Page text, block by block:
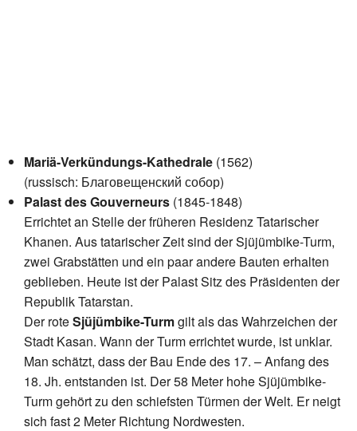
Mariä-Verkündungs-Kathedrale (1562)
(russisch: Благовещенский собор)
Palast des Gouverneurs (1845-1848)
Errichtet an Stelle der früheren Residenz Tatarischer
Khanen. Aus tatarischer Zeit sind der Sjüjümbike-Turm,
zwei Grabstätten und ein paar andere Bauten erhalten
geblieben. Heute ist der Palast Sitz des Präsidenten der
Republik Tatarstan.
Der roteSjüjümbike-Turmgilt als das Wahrzeichen der
Stadt Kasan. Wann der Turm errichtet wurde, ist unklar.
Man schätzt, dass der Bau Ende des 17. – Anfang des
18. Jh. entstanden ist. Der 58 Meter hohe Sjüjümbike-
Turm gehört zu den schiefsten Türmen der Welt. Er neigt
sich fast 2 Meter Richtung Nordwesten.